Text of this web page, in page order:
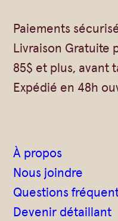
Authentiques
Savons moulés
Beurre de Karité
Végétales
Savons sur corde
Argiles
Crèmes visages
Gommages
Savons en barre
Huiles
Shampoings
Paiements
Livraison Gratuite
85$ et plus, avant
Expédié en 48h
À propos
Nous joindre
Questions
Devenir détaillant